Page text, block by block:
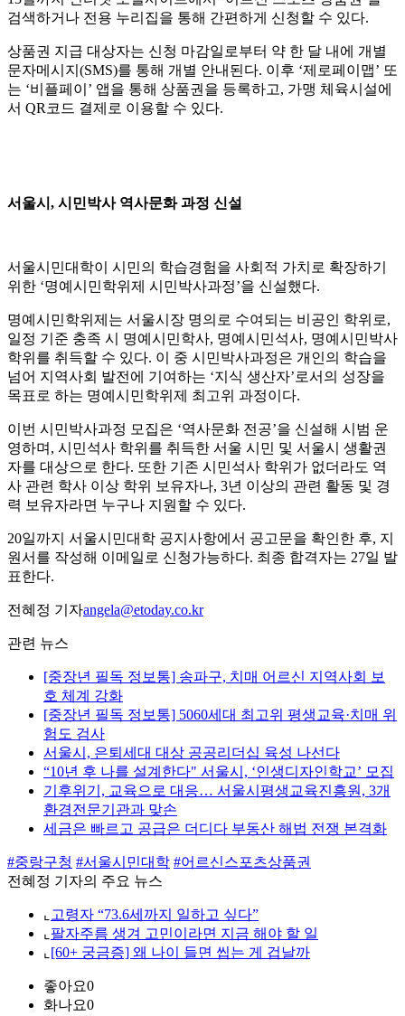
검색하거나 전용 누리집을 통해 간편하게 신청할 수 있다.
상품권 지급 대상자는 신청 마감일로부터 약 한 달 내에 개별
문자메시지(SMS)를 통해 개별 안내된다. 이후 ‘제로페이맵’ 또
는 ‘비플페이’ 앱을 통해 상품권을 등록하고, 가맹 체육시설에
서 QR코드 결제로 이용할 수 있다.
서울시, 시민박사 역사문화 과정 신설
서울시민대학이 시민의 학습경험을 사회적 가치로 확장하기
위한 ‘명예시민학위제 시민박사과정’을 신설했다.
명예시민학위제는 서울시장 명의로 수여되는 비공인 학위로,
일정 기준 충족 시 명예시민학사, 명예시민석사, 명예시민박사
학위를 취득할 수 있다. 이 중 시민박사과정은 개인의 학습을
넘어 지역사회 발전에 기여하는 ‘지식 생산자’로서의 성장을
목표로 하는 명예시민학위제 최고위 과정이다.
이번 시민박사과정 모집은 ‘역사문화 전공’을 신설해 시범 운
영하며, 시민석사 학위를 취득한 서울 시민 및 서울시 생활권
자를 대상으로 한다. 또한 기존 시민석사 학위가 없더라도 역
사 관련 학사 이상 학위 보유자나, 3년 이상의 관련 활동 및 경
력 보유자라면 누구나 지원할 수 있다.
20일까지 서울시민대학 공지사항에서 공고문을 확인한 후, 지
원서를 작성해 이메일로 신청가능하다. 최종 합격자는 27일 발
표한다.
전혜정 기자angela@etoday.co.kr
관련 뉴스
[중장년 필독 정보통] 송파구, 치매 어르신 지역사회 보
호 체계 강화
[중장년 필독 정보통] 5060세대 최고위 평생교육·치매 위
험도 검사
서울시, 은퇴세대 대상 공공리더십 육성 나선다
“10년 후 나를 설계한다" 서울시, ‘인생디자인학교’ 모집
기후위기, 교육으로 대응… 서울시평생교육진흥원, 3개
환경전문기관과 맞손
세금은 빠르고 공급은 더디다 부동산 해법 전쟁 본격화
#중랑구청 #서울시민대학 #어르신스포츠상품권
전혜정 기자의 주요 뉴스
⌞ 고령자 “73.6세까지 일하고 싶다”
⌞ 팔자주름 생겨 고민이라면 지금 해야 할 일
⌞ [60+ 궁금증] 왜 나이 들면 씹는 게 겁날까
좋아요0
화나요0